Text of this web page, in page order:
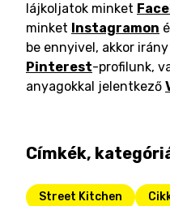
lájkoljatok minket
minket Instagramon
be ennyivel, akkor
Pinterest-profilunk,
anyagokkal jelentkező
Címkék,
Street Kitchen